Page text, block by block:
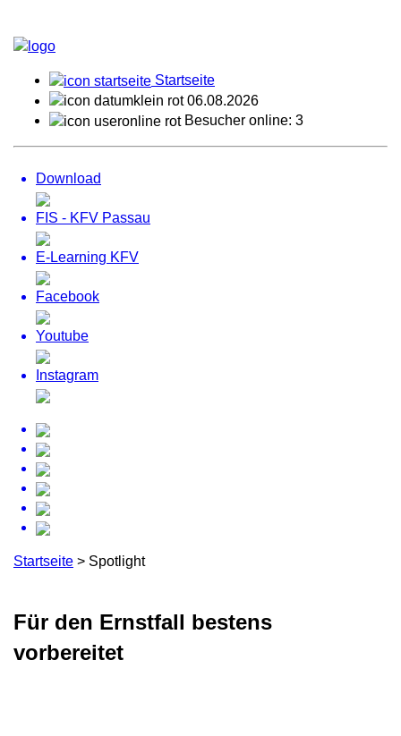
Startseite
06.08.2026
Besucher online: 3
Download
FIS - KFV Passau
E-Learning KFV
Facebook
Youtube
Instagram
Startseite > Spotlight
Für den Ernstfall bestens
vorbereitet